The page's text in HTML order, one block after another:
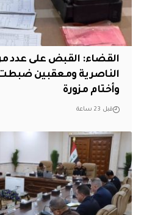
القضاء: القبض على عدد
الناصرية ومعقبين
وأختام مزورة
قبل 23 ساعة